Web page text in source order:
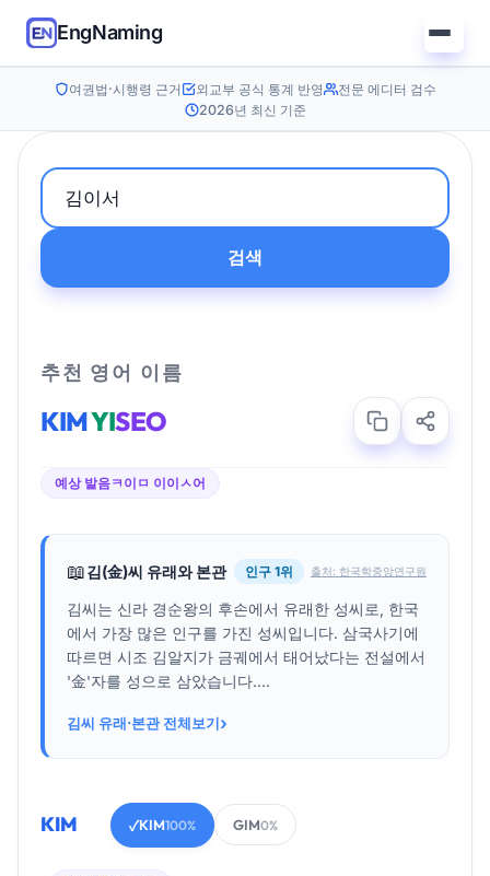
EngNaming
여권법·시행령 근거 외교부 공식 통계 반영
전문 에디터 검수
2026년 최신 기준
검색
추천 영어 이름
KIMYISEO
예상 발음ㅋ이ㅁ 이이ㅅ어
📖김(金)씨 유래와 본관 인구 1위 출처: 한국학중앙연구원
김씨는 신라 경순왕의 후손에서 유래한 성씨로, 한국
에서 가장 많은 인구를 가진 성씨입니다. 삼국사기에
따르면 시조 김알지가 금궤에서 태어났다는 전설에서
'金'자를 성으로 삼았습니다....
김씨 유래·본관 전체보기›
KIM ✓KIM100% GIM0%